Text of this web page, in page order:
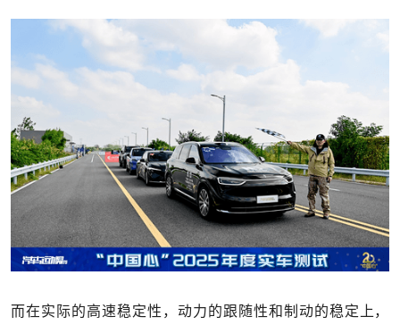
而在实际的高速稳定性，动力的跟随性和制动的稳定上，